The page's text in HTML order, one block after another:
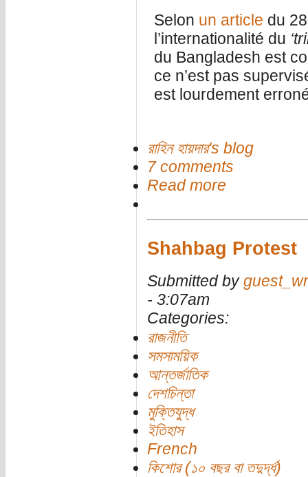
Selon un article du
l’internationalité du
du Bangladesh est
ce n’est pas
est lourdement
রাহিন হায়দার's blog
7 comments
Read more
Shahbag Protest
Submitted by
- 3:07am
Categories:
রাজনীতি
সমসাময়িক
আন্তর্জাতিক
দেশচিন্তা
মুক্তিযুদ্ধ
ইতিহাস
French
কিশোর (১০ বছর বা তদুর্দ্ধ)